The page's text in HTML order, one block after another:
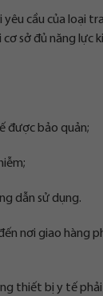
cầu của loại
sở đủ năng lực
được bảo quản;
dẫn sử dụng.
nơi giao hàng
thiết bị y tế